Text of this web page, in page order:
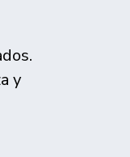
y